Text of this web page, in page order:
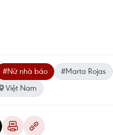
#Nữ nhà báo #Marta Rojas
Việt Nam